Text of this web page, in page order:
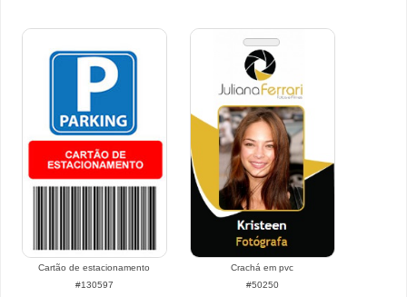
Cartão de estacionamento
#130597
Crachá em pvc
#50250